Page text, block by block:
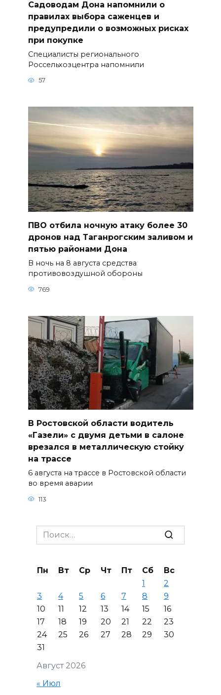
Садоводам Дона напомнили о
правилах выбора саженцев и
предупредили о возможных рисках
при покупке
Специалисты регионального
Россельхозцентра напомнили
57
ПВО отбила ночную атаку более 30
дронов над Таганрогским заливом и
пятью районами Дона
В ночь на 8 августа средства
противовоздушной обороны
769
В Ростовской области водитель
«Газели» с двумя детьми в салоне
врезался в металлическую стойку
на трассе
6 августа на трассе в Ростовской области
во время аварии
113
Search
for:
Август 2026
Пн Вт Ср Чт Пт Сб
Вс
1
2
3
4 5 6 7 8
9
10
11 12 13 14 15
16
17
18 19 20 21 22
23
24
25 26 27 28 29
30
31
« Июл